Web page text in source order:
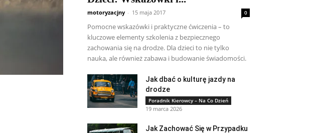
motoryzacjny - 15 maja 2017 0
Pomocne wskazówki i praktyczne ćwiczenia – to
kluczowe elementy szkolenia z bezpiecznego
zachowania się na drodze. Dla dzieci to nie tylko
nauka, ale również zabawa i budowanie świadomości.
Jak dbać o kulturę jazdy na
drodze
Poradnik Kierowcy – Na Co Dzień
19 marca 2026
Jak Zachować Się w Przypadku